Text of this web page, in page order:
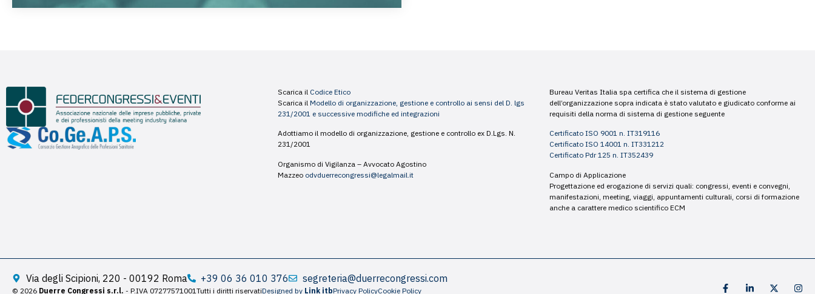
Scarica il Codice Etico
Scarica il Modello di organizzazione, gestione e controllo ai sensi del D. lgs
231/2001 e successive modifiche ed integrazioni
Adottiamo il modello di organizzazione, gestione e controllo ex D.Lgs. N.
231/2001
Organismo di Vigilanza – Avvocato Agostino
Mazzeo odvduerrecongressi@legalmail.it
Bureau Veritas Italia spa certifica che il sistema di gestione
dell’organizzazione sopra indicata è stato valutato e giudicato conforme ai
requisiti della norma di sistema di gestione seguente
Certificato ISO 9001 n. IT319116
Certificato ISO 14001 n. IT331212
Certificato Pdr 125 n. IT352439
Campo di Applicazione
Progettazione ed erogazione di servizi quali: congressi, eventi e convegni,
manifestazioni, meeting, viaggi, appuntamenti culturali, corsi di formazione
anche a carattere medico scientifico ECM
Via degli Scipioni, 220 - 00192 Roma +39 06 36 010 376 segreteria@duerrecongressi.com
© 2026 Duerre Congressi s.r.l. - P.IVA 07277571001Tutti i diritti riservatiDesigned by Link itbPrivacy PolicyCookie Policy